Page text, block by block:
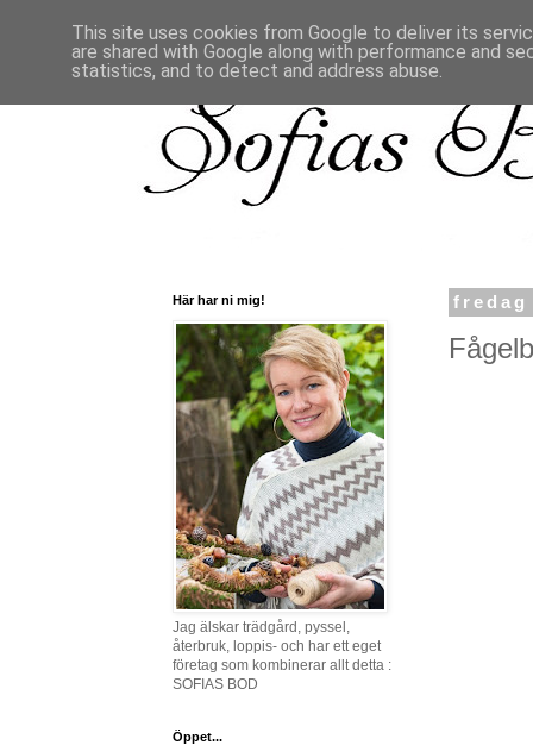
fredag
Här har ni mig!
Jag älskar trädgård, pyssel,
återbruk, loppis- och har ett eget
företag som kombinerar allt detta :
SOFIAS BOD
Öppet...
This site uses cookies from Google to deliver its
are shared with Google along with performance and
statistics, and to detect and address abuse.